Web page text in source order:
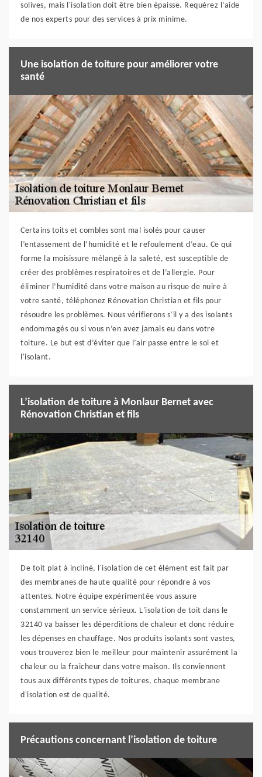
solives, mais l'isolation doit être bien épaisse. Requérez l’aide
de nos experts pour des services à prix minime.
Une isolation de toiture pour améliorer votre
santé
Certains toits et combles sont mal isolés pour causer
l’entassement de l’humidité et le refoulement d’eau. Ce qui
forme la moisissure mélangé à la saleté, est susceptible de
créer des problèmes respiratoires et de l’allergie. Pour
éliminer l’humidité dans votre maison au risque de nuire à
votre santé, téléphonez Rénovation Christian et fils pour
résoudre les problèmes. Nous vérifierons s’il y a des isolants
endommagés ou si vous n’en avez jamais eu dans votre
toiture. Le but est d’éviter que l’air passe entre le sol et
l'isolant.
L’isolation de toiture à Monlaur Bernet avec
Rénovation Christian et fils
De toit plat à incliné, l'isolation de cet élément est fait par
des membranes de haute qualité pour répondre à vos
attentes. Notre équipe expérimentée vous assure
constamment un service sérieux. L'isolation de toit dans le
32140 va baisser les déperditions de chaleur et donc réduire
les dépenses en chauffage. Nos produits isolants sont vastes,
vous trouverez bien le meilleur pour maintenir assurément la
chaleur ou la fraicheur dans votre maison. Ils conviennent
tous aux différents types de toitures, chaque membrane
d'isolation est de qualité.
Précautions concernant l’isolation de toiture